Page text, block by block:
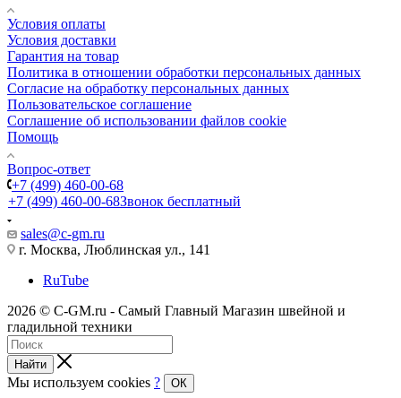
Условия оплаты
Условия доставки
Гарантия на товар
Политика в отношении обработки персональных данных
Cогласие на обработку персональных данных
Пользовательское соглашение
Cоглашение об использовании файлов cookie
Помощь
Вопрос-ответ
+7 (499) 460-00-68
+7 (499) 460-00-68Звонок бесплатный
sales@c-gm.ru
г. Москва, Люблинская ул., 141
RuTube
2026 © C-GM.ru - Самый Главный Магазин швейной и
гладильной техники
Найти
Мы используем cookies ? ОК